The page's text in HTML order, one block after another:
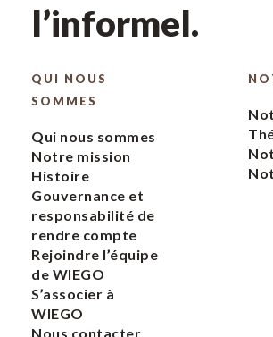
l’informel.
QUI NOUS
SOMMES
Qui nous sommes
Notre mission
Histoire
Gouvernance et
responsabilité de
rendre compte
Rejoindre l’équipe
de WIEGO
S’associer à
WIEGO
Nous contacter